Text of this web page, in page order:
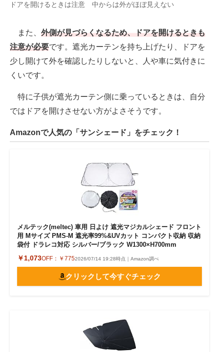
ドアを開けるときは注意 中からは外がほぼ見えない
また、 外側が見づらくなるため、ドアを開けるときも
注意が必要です。遮光カーテンを持ち上げたり、ドアを
少し開けて外を確認したりしないと、人や車に気付きに
くいです。
特に子供が遮光カーテン側に乗っているときは、自分
ではドアを開けさせない方がよさそうです。
Amazonで人気の「サンシェード」をチェック！
メルテック(meltec) 車用 日よけ 遮光マジカルシェード フロント
用 Mサイズ PMS-M 遮光率99%&UVカット コンパクト収納 収納
袋付 ドラレコ対応 シルバー/ブラック W1300×H700mm
￥1,073OFF： ￥7752026/07/14 19:28時点｜Amazon調べ
クリックして今すぐチェック